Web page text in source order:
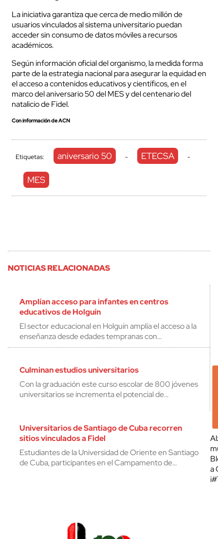
La iniciativa garantiza que cerca de medio millón de
usuarios vinculados al sistema universitario puedan
acceder sin consumo de datos móviles a recursos
académicos.
Según información oficial del organismo, la medida forma
parte de la estrategia nacional para asegurar la equidad en
el acceso a contenidos educativos y científicos, en el
marco del aniversario 50 del MES y del centenario del
natalicio de Fidel.
Con información de ACN
Etiquetas: aniversario 50 - ETECSA -
MES
NOTICIAS RELACIONADAS
Amplían acceso para infantes en centros
educativos de Holguín
El sector educacional en Holguín amplía el acceso a la
enseñanza desde edades tempranas con…
Culminan estudios universitarios
Con la graduación este curso escolar de 800 jóvenes
universitarios se incrementa el potencial de…
Universitarios de Santiago de Cuba recorren
sitios vinculados a Fidel
Estudiantes de la Universidad de Oriente en Santiago
de Cuba, participantes en el Campamento de…
a